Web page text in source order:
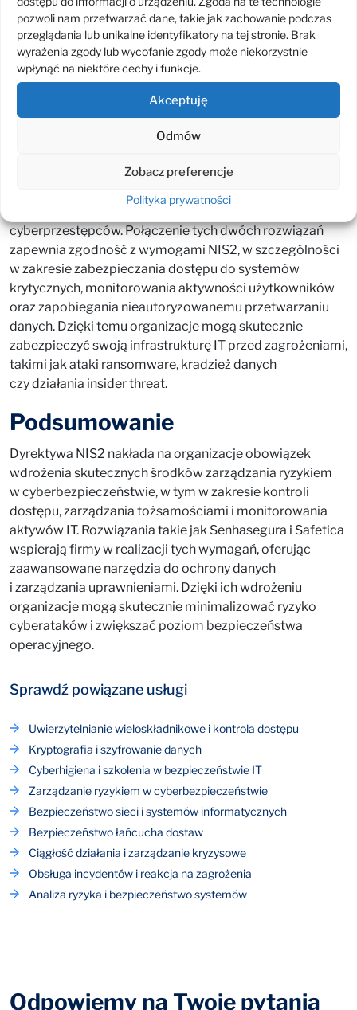
pozwoli nam przetwarzać dane, takie jak zachowanie podczas
przeglądania lub unikalne identyfikatory na tej stronie. Brak
wyrażenia zgody lub wycofanie zgody może niekorzystnie
wpłynąć na niektóre cechy i funkcje.
Akceptuję
Odmów
Zobacz preferencje
Polityka prywatności
Jakie korzyści przynosi
wdrożenie systemów DLP
i PAM?
Wdrożenie systemów DLP, takich jak Safetica, pozwala
organizacjom na pełną kontrolę nad przepływem danych,
wdrożenie PAM, jak Senhasegura, zapewnia najwyższy
poziom ochrony dla kont uprzywilejowanych, eliminując
ryzyko nadużycia dostępu przez pracowników lub
cyberprzestępców. Połączenie tych dwóch rozwiązań
zapewnia zgodność z wymogami NIS2, w szczególności
w zakresie zabezpieczania dostępu do systemów
krytycznych, monitorowania aktywności użytkowników
oraz zapobiegania nieautoryzowanemu przetwarzaniu
danych. Dzięki temu organizacje mogą skutecznie
zabezpieczyć swoją infrastrukturę IT przed zagrożeniami,
takimi jak ataki ransomware, kradzież danych
czy działania insider threat.
Podsumowanie
Dyrektywa NIS2 nakłada na organizacje obowiązek
wdrożenia skutecznych środków zarządzania ryzykiem
w cyberbezpieczeństwie, w tym w zakresie kontroli
dostępu, zarządzania tożsamościami i monitorowania
aktywów IT. Rozwiązania takie jak Senhasegura i Safetica
wspierają firmy w realizacji tych wymagań, oferując
zaawansowane narzędzia do ochrony danych
i zarządzania uprawnieniami. Dzięki ich wdrożeniu
organizacje mogą skutecznie minimalizować ryzyko
cyberataków i zwiększać poziom bezpieczeństwa
operacyjnego.
Sprawdź powiązane usługi
Uwierzytelnianie wieloskładnikowe i kontrola dostępu
Kryptografia i szyfrowanie danych
Cyberhigiena i szkolenia w bezpieczeństwie IT
Zarządzanie ryzykiem w cyberbezpieczeństwie
Bezpieczeństwo sieci i systemów informatycznych
Bezpieczeństwo łańcucha dostaw
Ciągłość działania i zarządzanie kryzysowe
Obsługa incydentów i reakcja na zagrożenia
Analiza ryzyka i bezpieczeństwo systemów
Odpowiemy na Twoje pytania